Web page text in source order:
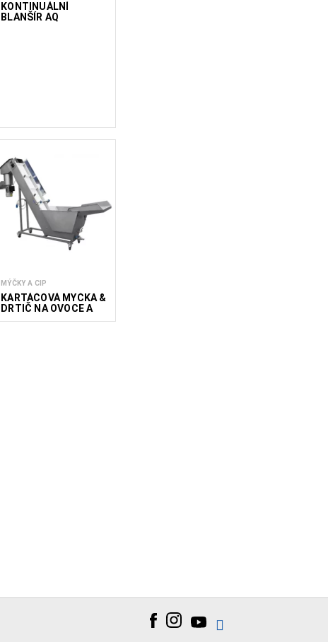
KONTINUÁLNÍ
BLANŠÍR AQ
MÝČKY A CIP
KARTÁČOVÁ MYČKA &
DRTIČ NA OVOCE A
ZELENINU MGFV